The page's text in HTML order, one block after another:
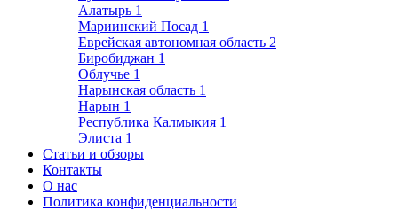
Алатырь 1
Мариинский Посад 1
Еврейская автономная область 2
Биробиджан 1
Облучье 1
Нарынская область 1
Нарын 1
Республика Калмыкия 1
Элиста 1
Статьи и обзоры
Контакты
О нас
Политика конфиденциальности